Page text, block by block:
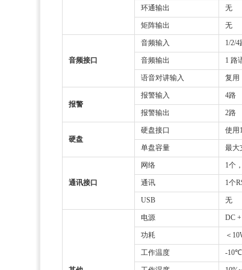
环通输出 无
矩阵输出 无
音频接口
音频输入 1/2/
音频输出 1 路
语音对讲输入 复用
报警
报警输入 4路
报警输出 2路
硬盘
硬盘接口 使用
单盘容量 最大
通讯接口
网络 1个
通讯 1个
USB 无
电源 DC
功耗 ＜
工作温度 -